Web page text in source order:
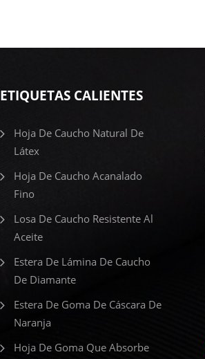
ETIQUETAS CALIENTES
Hoja De Caucho Natural De
Látex
Hoja De Caucho Acanalado
Fino
Losa De Caucho Resistente Al
Aceite
Estera De Lámina De Caucho
De Diamante
Estera De Goma De Cáscara De
Naranja
Hoja De Goma Que Absorbe